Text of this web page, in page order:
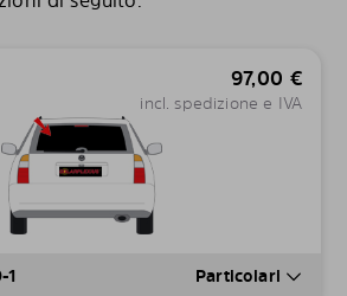
97,00 €
incl. spedizione e IVA
1 Particolari